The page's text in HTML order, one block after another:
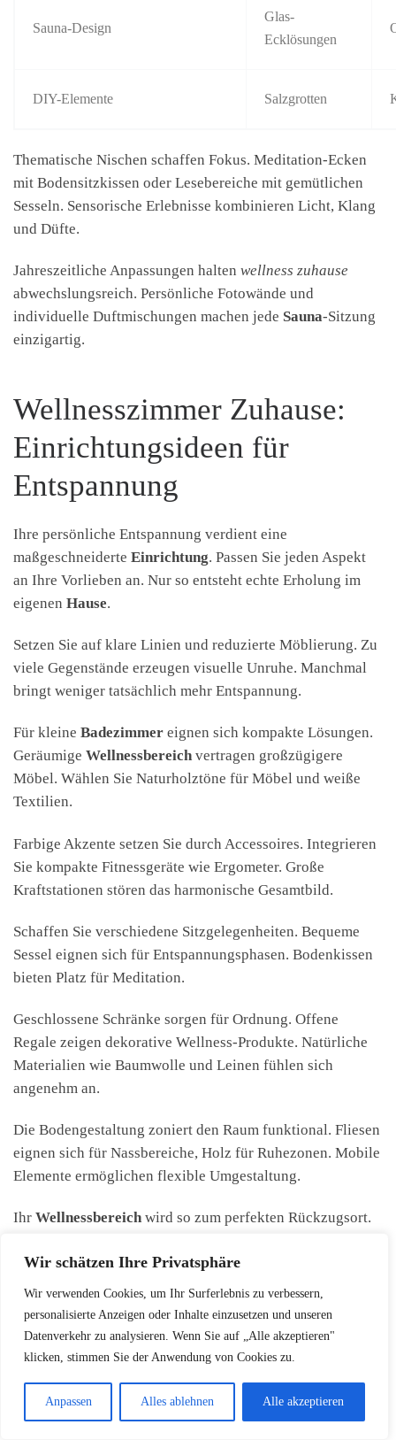
Wir schätzen Ihre Privatsphäre
Wir verwenden Cookies, um Ihr Surferlebnis zu verbessern,
personalisierte Anzeigen oder Inhalte einzusetzen und unseren
Datenverkehr zu analysieren. Wenn Sie auf „Alle akzeptieren"
klicken, stimmen Sie der Anwendung von Cookies zu.
Anpassen Alles ablehnen Alle akzeptieren
Sauna-Design
Glas-
Ecklösungen
DIY-Elemente Salzgrotten
Thematische Nischen schaffen Fokus. Meditation-Ecken
mit Bodensitzkissen oder Lesebereiche mit gemütlichen
Sesseln. Sensorische Erlebnisse kombinieren Licht, Klang
und Düfte.
Jahreszeitliche Anpassungen halten wellness zuhause
abwechslungsreich. Persönliche Fotowände und
individuelle Duftmischungen machen jede Sauna-Sitzung
einzigartig.
Wellnesszimmer Zuhause:
Einrichtungsideen für
Entspannung
Ihre persönliche Entspannung verdient eine
maßgeschneiderte Einrichtung. Passen Sie jeden Aspekt
an Ihre Vorlieben an. Nur so entsteht echte Erholung im
eigenen Hause.
Setzen Sie auf klare Linien und reduzierte Möblierung. Zu
viele Gegenstände erzeugen visuelle Unruhe. Manchmal
bringt weniger tatsächlich mehr Entspannung.
Für kleine Badezimmer eignen sich kompakte Lösungen.
Geräumige Wellnessbereich vertragen großzügigere
Möbel. Wählen Sie Naturholztöne für Möbel und weiße
Textilien.
Farbige Akzente setzen Sie durch Accessoires. Integrieren
Sie kompakte Fitnessgeräte wie Ergometer. Große
Kraftstationen stören das harmonische Gesamtbild.
Schaffen Sie verschiedene Sitzgelegenheiten. Bequeme
Sessel eignen sich für Entspannungsphasen. Bodenkissen
bieten Platz für Meditation.
Geschlossene Schränke sorgen für Ordnung. Offene
Regale zeigen dekorative Wellness-Produkte. Natürliche
Materialien wie Baumwolle und Leinen fühlen sich
angenehm an.
Die Bodengestaltung zoniert den Raum funktional. Fliesen
eignen sich für Nassbereiche, Holz für Ruhezonen. Mobile
Elemente ermöglichen flexible Umgestaltung.
Ihr Wellnessbereich wird so zum perfekten Rückzugsort.
einem Raum und einer Oase.
Tipps zur Integration von
Erholungsroutinen im Alltag
Kleine, bewusst geplante Wellness-Einheiten wirken